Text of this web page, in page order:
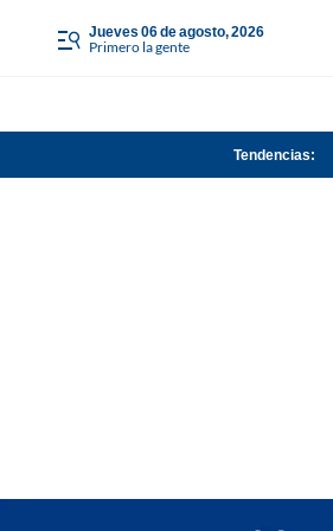
jueves 06 de agosto, 2026
Primero la gente
Tendencias: